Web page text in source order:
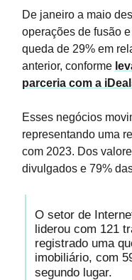
De janeiro a maio
operações de fusão
queda de 29% em
anterior, conforme
parceria com a
Esses negócios
representando uma
com 2023. Dos
divulgados e 79%
O setor de
liderou com 121
registrado uma
imobiliário, com
segundo lugar.